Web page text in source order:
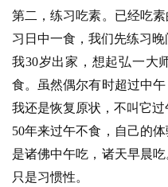
第二，练习吃素。已经吃
习日中一食，我们先练习晚
我30岁出家，想起弘一大
食。虽然偶尔有时超过中
我还是恢复原状，不叫它过
50年来过午不食，自己的
是诸佛中午吃，诸天早晨
只是习惯性。